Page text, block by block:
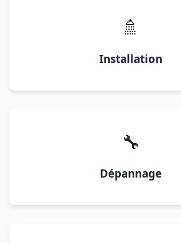
🚿
Installation
🔧
Dépannage